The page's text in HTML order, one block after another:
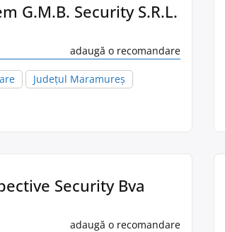
G.M.B. Security S.R.L.
adaugă o recomandare
Județul Maramureș
Security Bva
adaugă o recomandare